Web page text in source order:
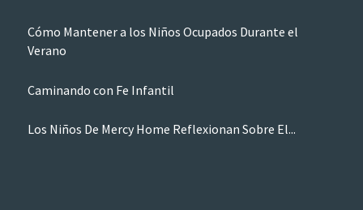
Cómo Mantener a los Niños Ocupados Durante el
Verano
Caminando con Fe Infantil
Los Niños De Mercy Home Reflexionan Sobre El...